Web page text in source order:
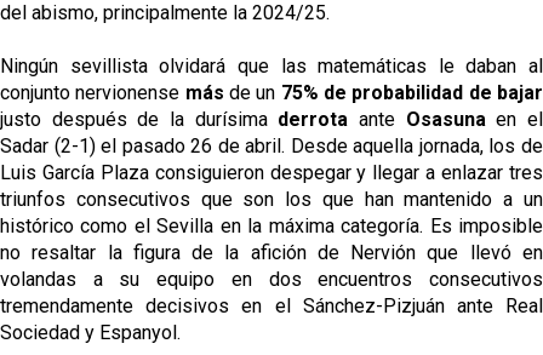
del abismo, principalmente la 2024/25.
Ningún sevillista olvidará que las matemáticas le daban al
conjunto nervionense más de un 75% de probabilidad de bajar
justo después de la durísima derrotaante Osasunaen el
Sadar (2-1) el pasado 26 de abril. Desde aquella jornada, los de
Luis García Plaza consiguieron despegar y llegar a enlazar tres
triunfos consecutivos que son los que han mantenido a un
histórico como el Sevilla en la máxima categoría. Es imposible
no resaltar la figura de la afición de Nervión que llevó en
volandas a su equipo en dos encuentros consecutivos
tremendamente decisivos en el Sánchez-Pizjuán ante Real
Sociedad y Espanyol.